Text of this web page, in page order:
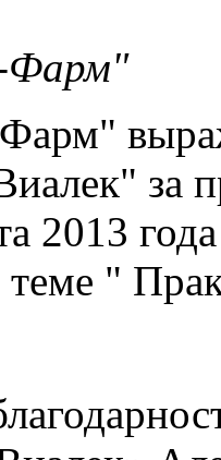
за
2013
"